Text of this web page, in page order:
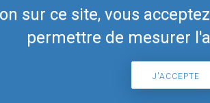
sur ce site, vous
permettre de mesurer
J'ACCEPTE
Boutique Airmate